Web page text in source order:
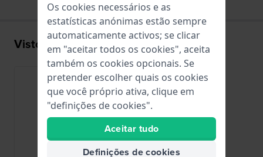
Visto recentemente
Os cookies necessários e as
estatísticas anónimas estão sempre
automaticamente activos; se clicar
em "aceitar todos os cookies", aceita
também os cookies opcionais. Se
pretender escolher quais os cookies
que você próprio ativa, clique em
"definições de cookies".
Aceitar tudo
Definições de cookies